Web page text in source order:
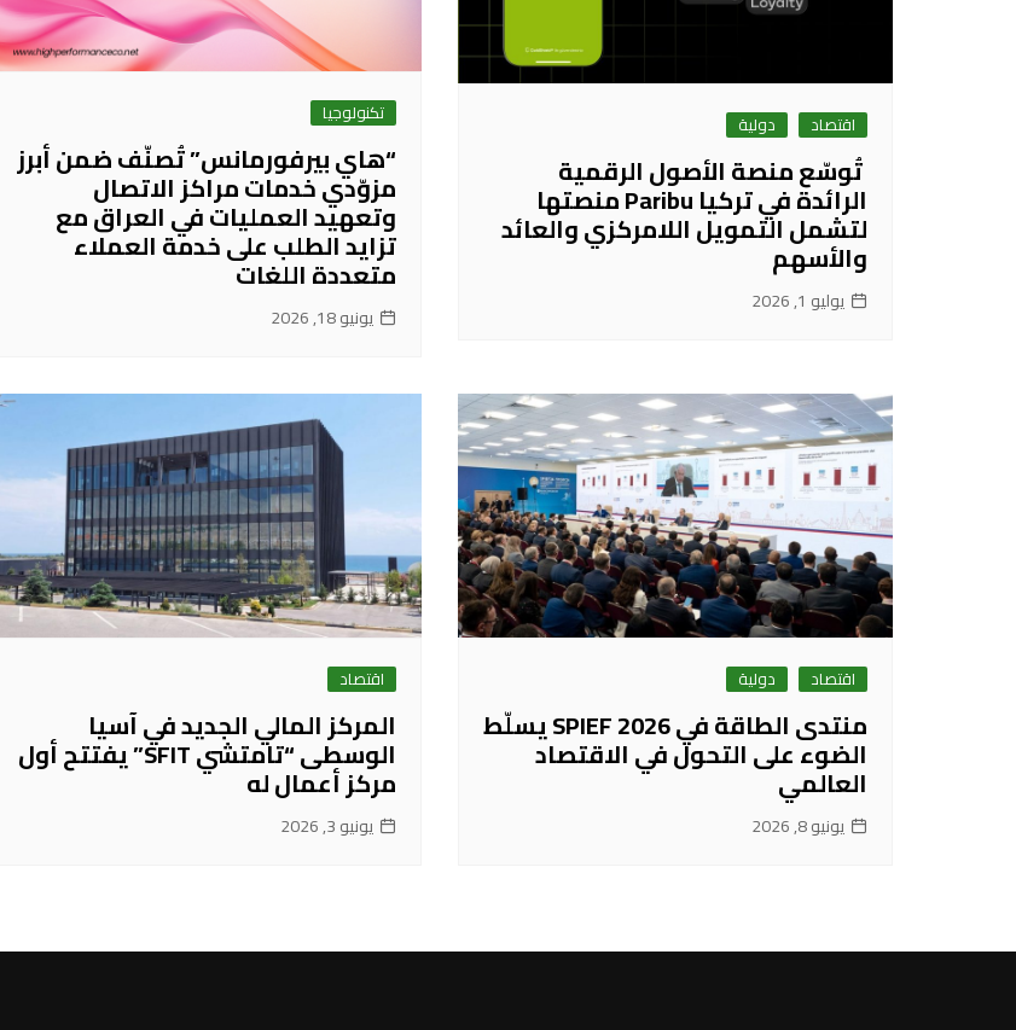
اقتصاد دولية
تُوسّع منصة الأصول الرقمية
الرائدة في تركيا Paribu منصتها
لتشمل التمويل اللامركزي والعائد
والأسهم
يوليو 1, 2026
تكنولوجيا
“هاي بيرفورمانس” تُصنّف ضمن أبرز
مزوّدي خدمات مراكز الاتصال
وتعهيد العمليات في العراق مع
تزايد الطلب على خدمة العملاء
متعددة اللغات
يونيو 18, 2026
اقتصاد دولية
منتدى الطاقة في SPIEF 2026 يسلّط
الضوء على التحول في الاقتصاد
العالمي
يونيو 8, 2026
اقتصاد
المركز المالي الجديد في آسيا
الوسطى “تامتشي SFIT” يفتتح أول
مركز أعمال له
يونيو 3, 2026